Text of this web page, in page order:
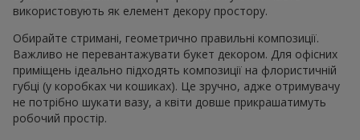
використовують як елемент декору простору.
Обирайте стримані, геометрично правильні композиції.
Важливо не перевантажувати букет декором. Для офісних
приміщень ідеально підходять композиції на флористичній
губці (у коробках чи кошиках). Це зручно, адже отримувачу
не потрібно шукати вазу, а квіти довше прикрашатимуть
робочий простір.